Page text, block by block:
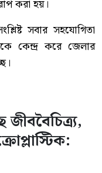
করা হয়।
সবার সহযোগিতা
কেন্দ্র করে জেলার